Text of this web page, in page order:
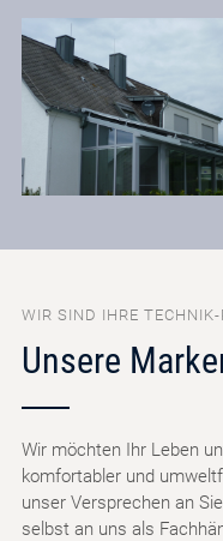
WIR SIND IHRE TECHNIK-
Unsere
Wir möchten Ihr Leben
komfortabler und
unser Versprechen an
selbst an uns als